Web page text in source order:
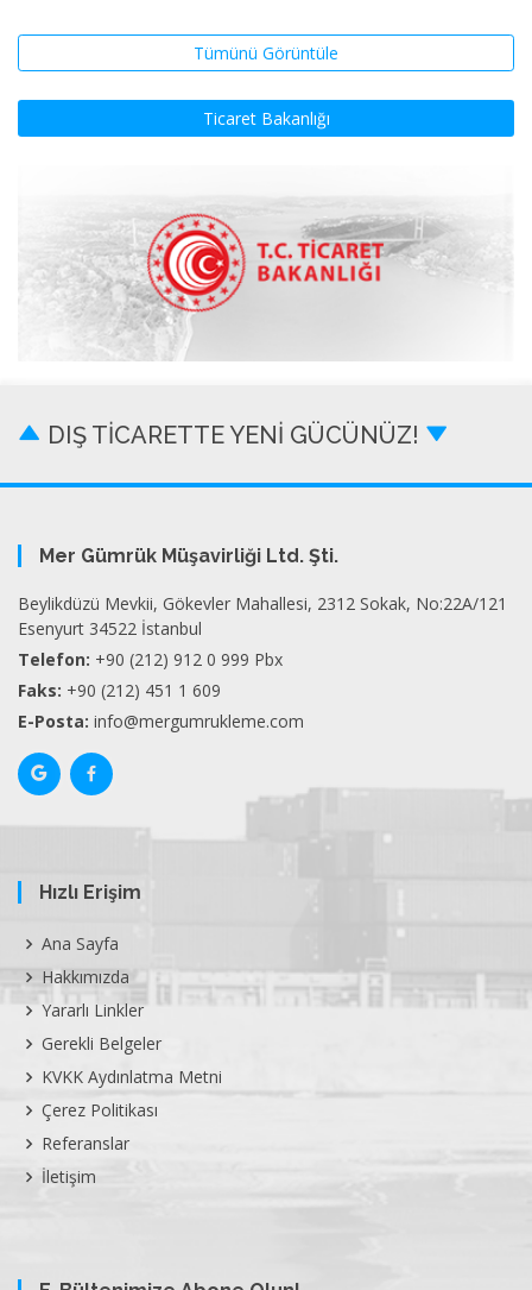
Tümünü Görüntüle
Ticaret Bakanlığı
DIŞ TİCARETTE YENİ GÜCÜNÜZ!
Mer Gümrük Müşavirliği Ltd. Şti.
Beylikdüzü Mevkii, Gökevler Mahallesi, 2312 Sokak, No:22A/121
Esenyurt 34522 İstanbul
Telefon: +90 (212) 912 0 999 Pbx
Faks: +90 (212) 451 1 609
E-Posta: info@mergumrukleme.com
Hızlı Erişim
Ana Sayfa
Hakkımızda
Yararlı Linkler
Gerekli Belgeler
KVKK Aydınlatma Metni
Çerez Politikası
Referanslar
İletişim